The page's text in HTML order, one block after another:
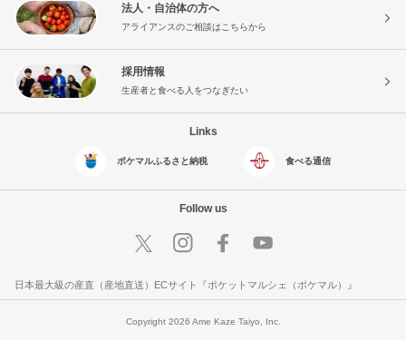
法人・自治体の方へ
アライアンスのご相談はこちらから
採用情報
生産者と食べる人をつなぎたい
Links
ポケマルふるさと納税 食べる通信
Follow us
日本最大級の産直（産地直送）ECサイト『ポケットマルシェ（ポケマル）』
Copyright 2026 Ame Kaze Taiyo, Inc.